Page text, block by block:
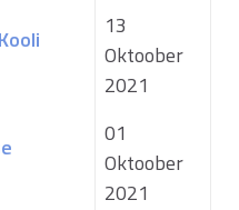
13
Oktoober
2021
01
Oktoober
2021